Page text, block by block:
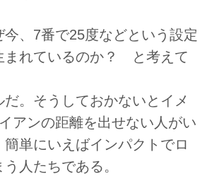
、7番で25度などという設定
まれているのか？ と考えて
。そうしておかないとイメ
アンの距離を出せない人がい
簡単にいえばインパクトでロ
人たちである。